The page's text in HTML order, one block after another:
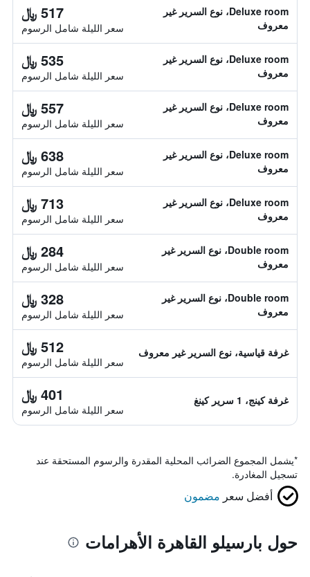
Deluxe room، نوع السرير غير
معروف
517 ﷼
سعر الليلة شامل الرسوم
Deluxe room، نوع السرير غير
معروف
535 ﷼
سعر الليلة شامل الرسوم
Deluxe room، نوع السرير غير
معروف
557 ﷼
سعر الليلة شامل الرسوم
Deluxe room، نوع السرير غير
معروف
638 ﷼
سعر الليلة شامل الرسوم
Deluxe room، نوع السرير غير
معروف
713 ﷼
سعر الليلة شامل الرسوم
Double room، نوع السرير غير
معروف
284 ﷼
سعر الليلة شامل الرسوم
Double room، نوع السرير غير
معروف
328 ﷼
سعر الليلة شامل الرسوم
غرفة قياسية، نوع السرير غير معروف 512 ﷼
سعر الليلة شامل الرسوم
غرفة كينج، 1 سرير كينغ 401 ﷼
سعر الليلة شامل الرسوم
*يشمل المجموع الضرائب المحلية المقدرة والرسوم المستحقة عند
تسجيل المغادرة.
أفضل سعر مضمون
حول بارسيلو القاهرة الأهرامات